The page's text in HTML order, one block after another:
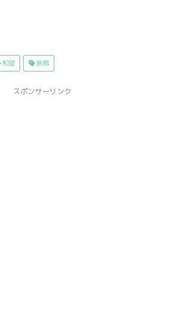
和室 旅館
スポンサーリンク